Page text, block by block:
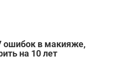
ошибок в макияже,
на 10 лет